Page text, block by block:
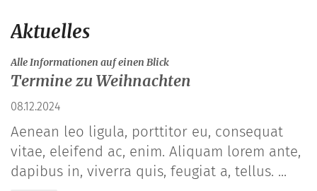
Aktuelles
Alle Informationen auf einen Blick:
Termine zu Weihnachten
08.12.2024
Aenean leo ligula, porttitor eu, consequat
vitae, eleifend ac, enim. Aliquam lorem ante,
dapibus in, viverra quis, feugiat a, tellus. ...